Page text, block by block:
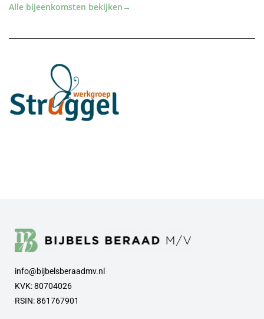
Alle bijeenkomsten bekijken →
info@bijbelsberaadmv.nl
KVK: 80704026
RSIN: 861767901